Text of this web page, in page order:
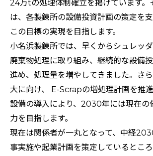
24万tの処理体制確立を掲げています。
は、各製錬所の設備投資計画の策定を支
この目標の実現を目指します。
小名浜製錬所では、早くからシュレッ
廃棄物処理に取り組み、継続的な設備
進め、処理量を増やしてきました。さ
大に向け、 E-Scrapの増処理計画を推
設備の導入により、2030年には現在の
力を目指します。
現在は関係者が一丸となって、中経
事実施や起業計画を策定しているとこ